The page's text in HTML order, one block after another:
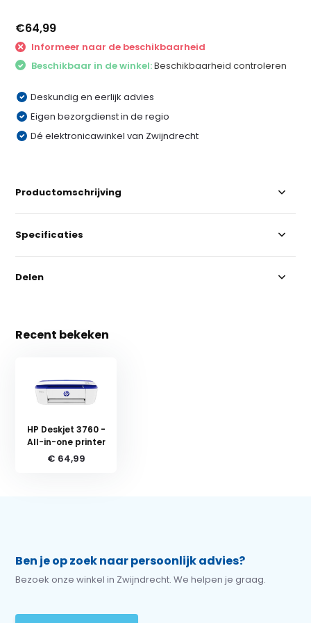
€64,99
Informeer naar de beschikbaarheid
Beschikbaar in de winkel:Beschikbaarheid controleren
Deskundig en eerlijk advies
Eigen bezorgdienst in de regio
Dé elektronicawinkel van Zwijndrecht
Productomschrijving
Specificaties
Delen
Recent bekeken
HP Deskjet 3760 -
All-in-one printer
€ 64,99
Ben je op zoek naar persoonlijk advies?
Bezoek onze winkel in Zwijndrecht. We helpen je graag.